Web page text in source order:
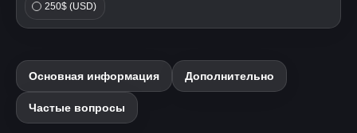
250$ (USD)
Основная информация Дополнительно
Частые вопросы